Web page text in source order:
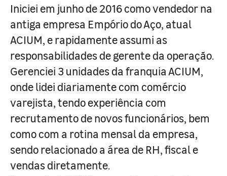
Iniciei em junho de 2016 como vendedor na
antiga empresa Empório do Aço, atual
ACIUM, e rapidamente assumi as
responsabilidades de gerente da operação.
Gerenciei 3 unidades da franquia ACIUM,
onde lidei diariamente com comércio
varejista, tendo experiência com
recrutamento de novos funcionários, bem
como com a rotina mensal da empresa,
sendo relacionado a área de RH, fiscal e
vendas diretamente.